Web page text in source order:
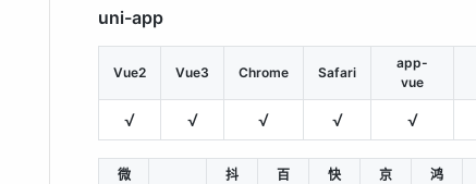
uni-app
Vue2 Vue3 Chrome Safari
app-
vue
√ √ √ √ √
微
抖
百
快
京
鸿